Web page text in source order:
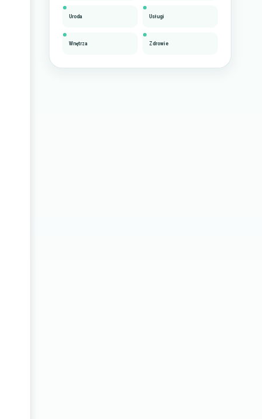
Uroda Usługi
Wnętrza Zdrowie